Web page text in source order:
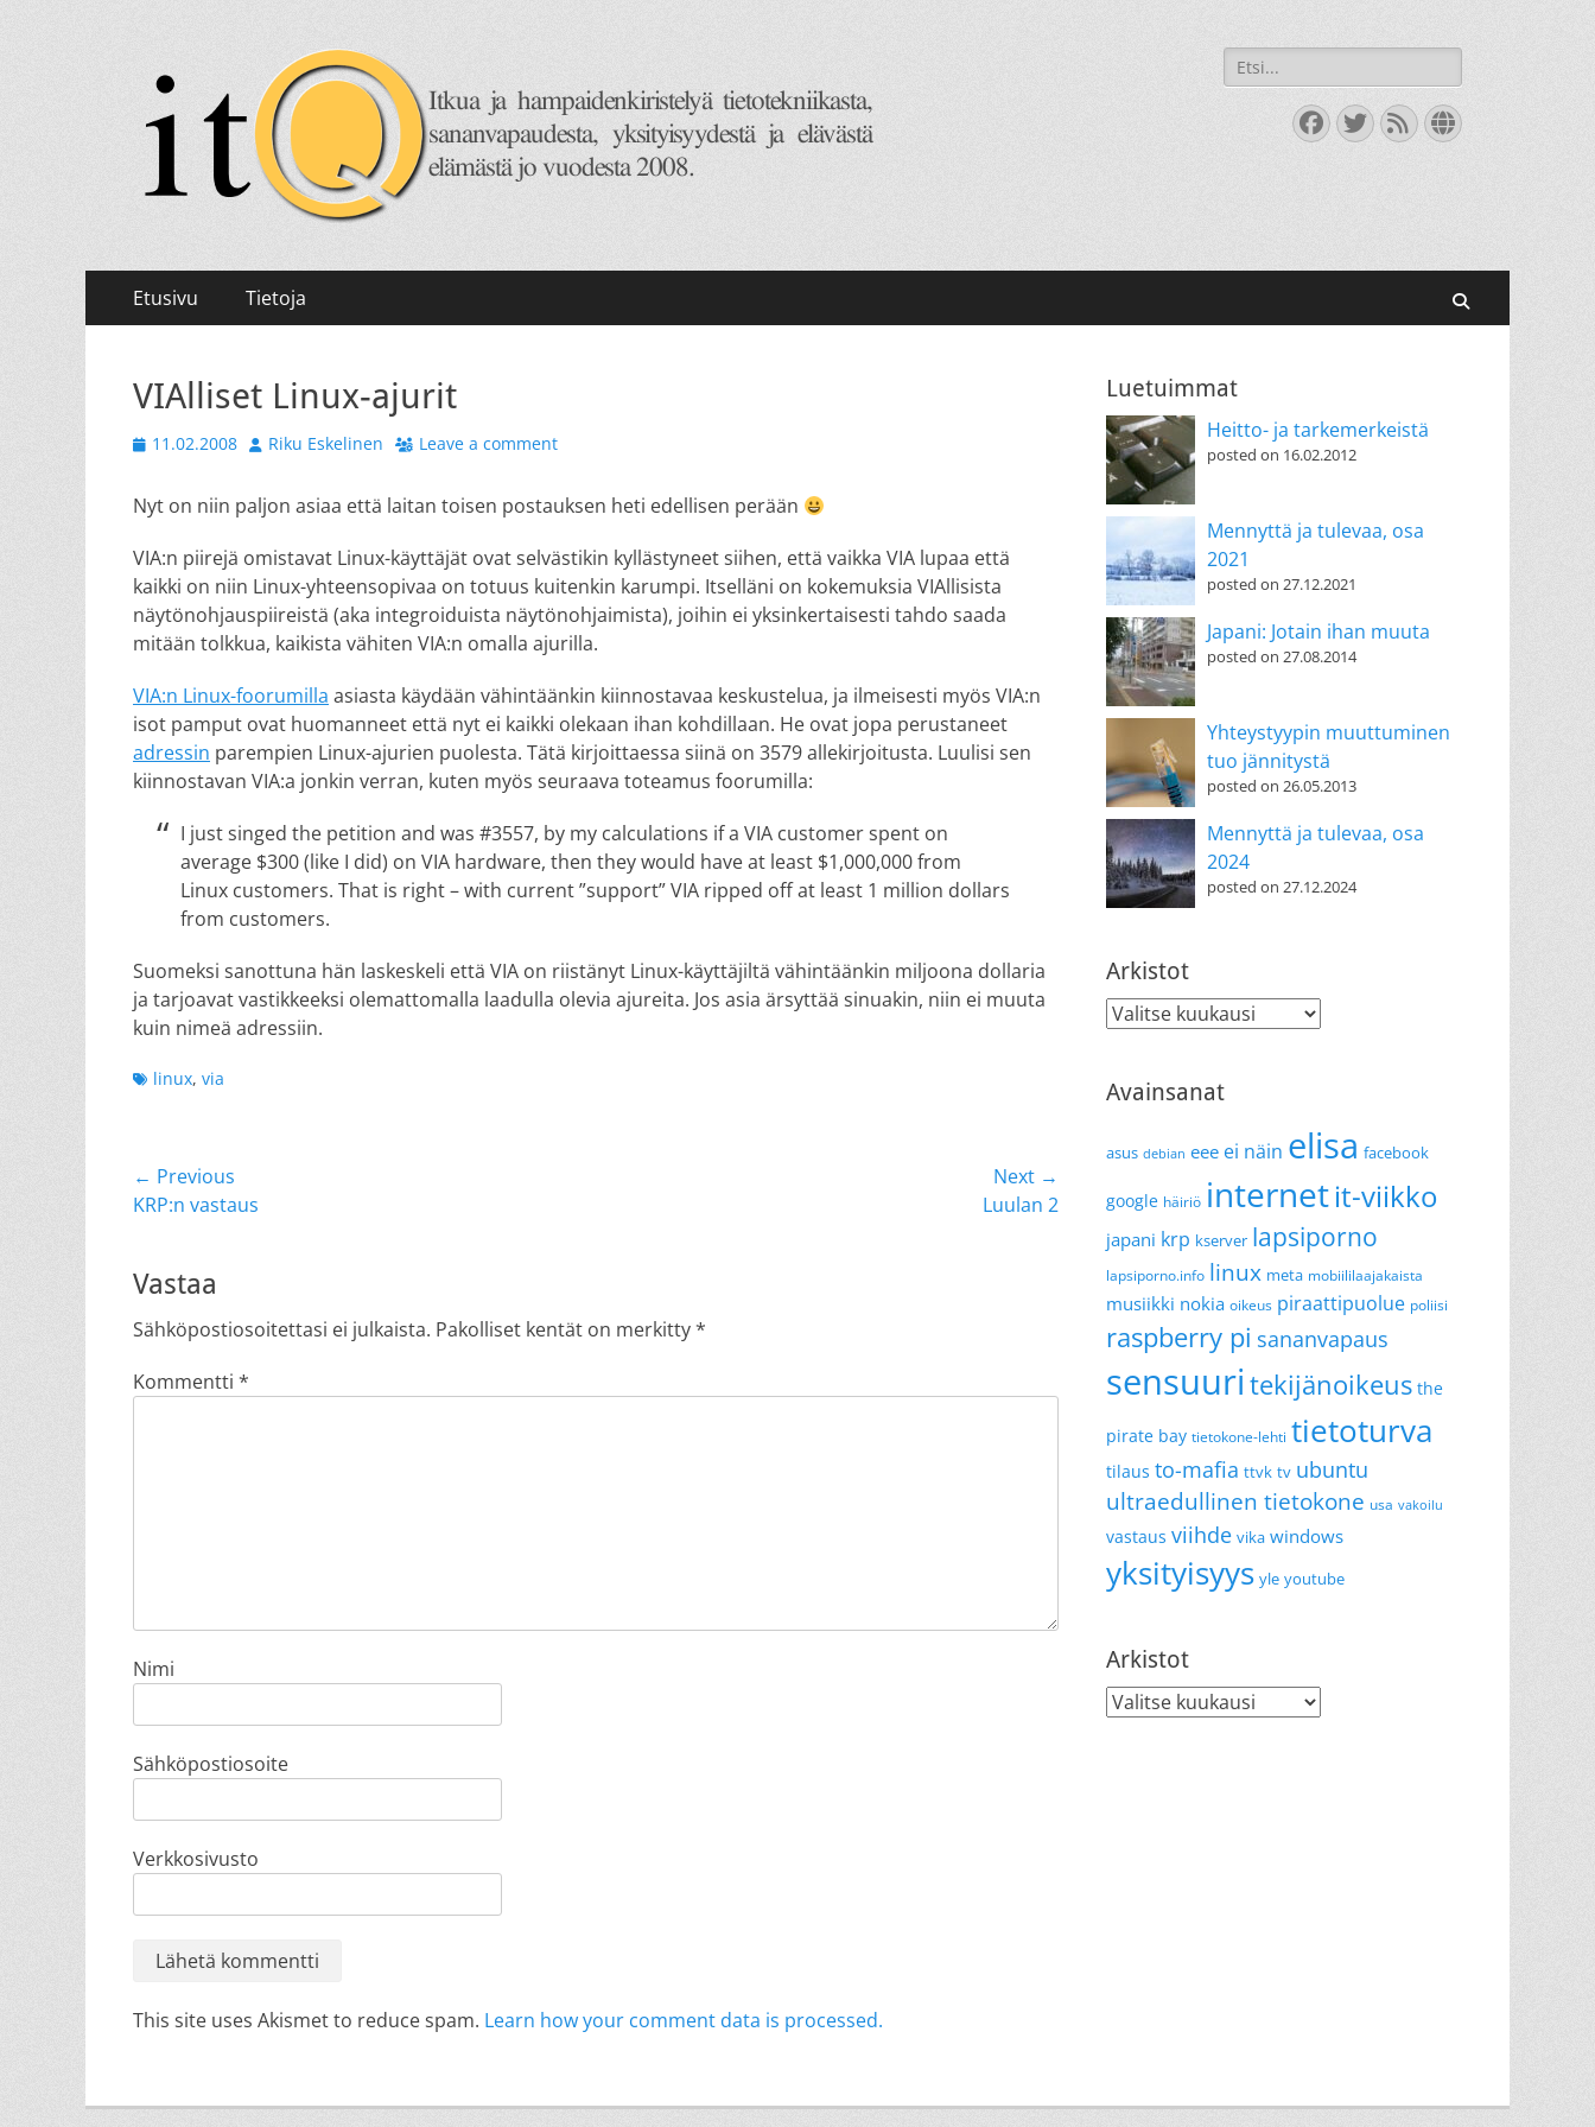
itQ
Itkua ja hammastenkiristelyä jo vuodesta 2008.
Search
for:
Facebook
Twitter
FeedWebsite
Primary
Menu
Etusivu Tietoja
VIAlliset Linux-ajurit
Posted
11.02.2008 Author
Riku Eskelinen Leave a comment
Nyt on niin paljon asiaa että laitan toisen postauksen heti edellisen perään
VIA:n piirejä omistavat Linux-käyttäjät ovat selvästikin kyllästyneet siihen, että vaikka VIA lupaa että
kaikki on niin Linux-yhteensopivaa on totuus kuitenkin karumpi. Itselläni on kokemuksia VIAllisista
näytönohjauspiireistä (aka integroiduista näytönohjaimista), joihin ei yksinkertaisesti tahdo saada
mitään tolkkua, kaikista vähiten VIA:n omalla ajurilla.
VIA:n Linux-foorumilla asiasta käydään vähintäänkin kiinnostavaa keskustelua, ja ilmeisesti myös VIA:n
isot pamput ovat huomanneet että nyt ei kaikki olekaan ihan kohdillaan. He ovat jopa perustaneet
adressin parempien Linux-ajurien puolesta. Tätä kirjoittaessa siinä on 3579 allekirjoitusta. Luulisi sen
kiinnostavan VIA:a jonkin verran, kuten myös seuraava toteamus foorumilla:
I just singed the petition and was #3557, by my calculations if a VIA customer spent on
average $300 (like I did) on VIA hardware, then they would have at least $1,000,000 from
Linux customers. That is right – with current ”support” VIA ripped off at least 1 million dollars
from customers.
Suomeksi sanottuna hän laskeskeli että VIA on riistänyt Linux-käyttäjiltä vähintäänkin miljoona dollaria
ja tarjoavat vastikkeeksi olemattomalla laadulla olevia ajureita. Jos asia ärsyttää sinuakin, niin ei muuta
kuin nimeä adressiin.
Tagslinux, via
Artikkelien
selaus
← Previous
Previous
KRP:n vastaus
Next →
Luulan 2
Vastaa
Sähköpostiosoitettasi ei julkaista. Pakolliset kentät on merkitty*
Kommentti *
Nimi
Sähköpostiosoite
Verkkosivusto
This site uses Akismet to reduce spam. Learn how your comment data is processed.
Luetuimmat
Heitto- ja tarkemerkeistä
posted on 16.02.2012
Mennyttä ja tulevaa, osa
2021
posted on 27.12.2021
Japani: Jotain ihan muuta
posted on 27.08.2014
Yhteystyypin muuttuminen
tuo jännitystä
posted on 26.05.2013
Mennyttä ja tulevaa, osa
2024
posted on 27.12.2024
Arkistot
Arkistot
Avainsanat
asus debian eee ei näin elisa facebook
google häiriö internetit-viikko
japani krp kserver lapsiporno
lapsiporno.info linux meta mobiililaajakaista
musiikki nokia oikeus piraattipuolue poliisi
raspberry pi sananvapaus
sensuuri tekijänoikeus the
pirate bay tietokone-lehti tietoturva
tilaus to-mafia ttvk tv ubuntu
ultraedullinen tietokone usa vakoilu
vastaus viihde vika windows
yksityisyys yle youtube
Arkistot
Arkistot